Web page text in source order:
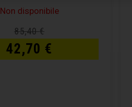
Non disponibile
85,40€
42,70 €